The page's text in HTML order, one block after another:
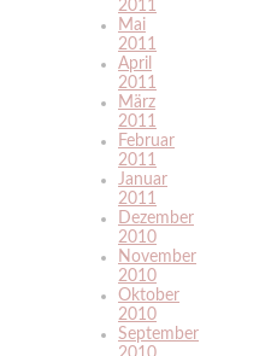
2011
Mai
2011
April
2011
März
2011
Februar
2011
Januar
2011
Dezember
2010
November
2010
Oktober
2010
September